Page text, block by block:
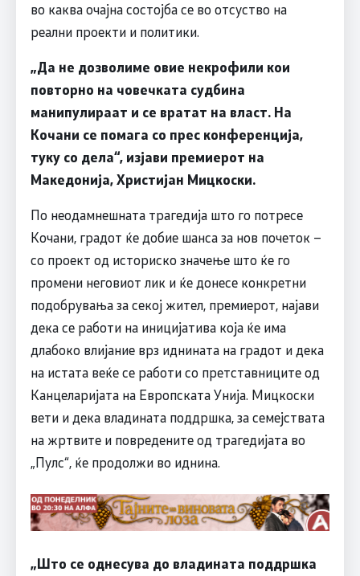
во каква очајна состојба се во отсуство на
реални проекти и политики.
„Да не дозволиме овие некрофили кои
повторно на човечката судбина
манипулираат и се вратат на власт. На
Кочани се помага со прес конференција,
туку со дела“, изјави премиерот на
Македонија, Христијан Мицкоски.
По неодамнешната трагедија што го потресе
Кочани, градот ќе добие шанса за нов почеток –
со проект од историско значење што ќе го
промени неговиот лик и ќе донесе конкретни
подобрувања за секој жител, премиерот, најави
дека се работи на иницијатива која ќе има
длабоко влијание врз иднината на градот и дека
на истата веќе се работи со претставниците од
Канцеларијата на Европската Унија. Мицкоски
вети и дека владината поддршка, за семејствата
на жртвите и повредените од трагедијата во
„Пулс“, ќе продолжи во иднина.
„Што се однесува до владината поддршка